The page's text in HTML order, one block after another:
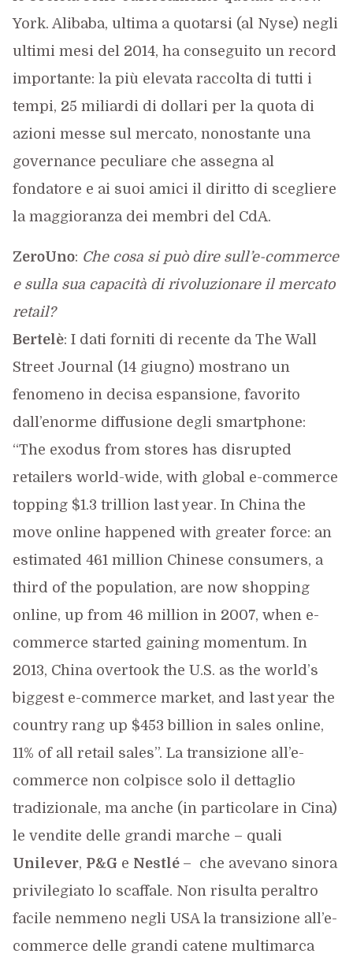
York. Alibaba, ultima a quotarsi (al Nyse) negli
ultimi mesi del 2014, ha conseguito un record
importante: la più elevata raccolta di tutti i
tempi, 25 miliardi di dollari per la quota di
azioni messe sul mercato, nonostante una
governance peculiare che assegna al
fondatore e ai suoi amici il diritto di scegliere
la maggioranza dei membri del CdA.
ZeroUno: Che cosa si può dire sull’e-commerce
e sulla sua capacità di rivoluzionare il mercato
retail?
Bertelè: I dati forniti di recente da The Wall
Street Journal (14 giugno) mostrano un
fenomeno in decisa espansione, favorito
dall’enorme diffusione degli smartphone:
“The exodus from stores has disrupted
retailers world-wide, with global e-commerce
topping $1.3 trillion last year. In China the
move online happened with greater force: an
estimated 461 million Chinese consumers, a
third of the population, are now shopping
online, up from 46 million in 2007, when e-
commerce started gaining momentum. In
2013, China overtook the U.S. as the world’s
biggest e-commerce market, and last year the
country rang up $453 billion in sales online,
11% of all retail sales”. La transizione all’e-
commerce non colpisce solo il dettaglio
tradizionale, ma anche (in particolare in Cina)
le vendite delle grandi marche – quali
Unilever, P&G e Nestlé – che avevano sinora
privilegiato lo scaffale. Non risulta peraltro
facile nemmeno negli USA la transizione all’e-
commerce delle grandi catene multimarca